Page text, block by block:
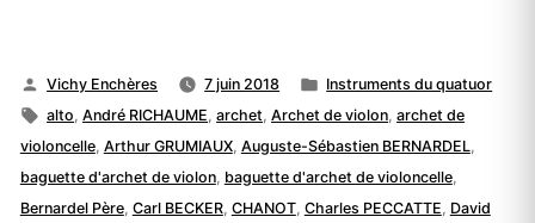
Publié
par
Vichy Enchères 7 juin 2018
Publié
dans
Instruments du quatuor
Étiquettes :
alto ,André RICHAUME ,archet ,Archet de violon ,archet de
violoncelle, Arthur GRUMIAUX, Auguste-Sébastien BERNARDEL
baguette d'archet de violon, baguette d'archet de violoncelle,
Bernardel Père, Carl BECKER, CHANOT, Charles PECCATTE David